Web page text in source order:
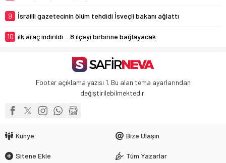
9 İsrailli gazetecinin ölüm tehdidi İsveçli bakanı ağlattı
10 ilk araç indirildi… 8 ilçeyi birbirine bağlayacak
Footer açıklama yazısı 1. Bu alan tema ayarlarından
değiştirilebilmektedir.
Künye Bize Ulaşın
Sitene Ekle Tüm Yazarlar